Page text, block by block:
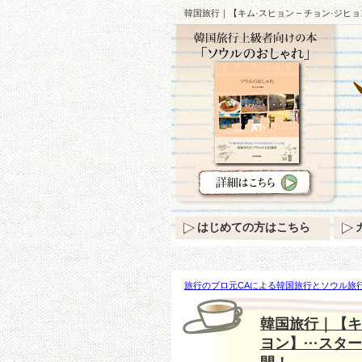
韓国旅行｜【キム·スヒョン – チョン·ジヒ
旅行のプロ元CAによる韓国旅行とソウル旅
【キム·スヒョン – チョン·ジヒョン – オム
韓国旅行｜【
ヨン】···ス
はじめての方はこちら